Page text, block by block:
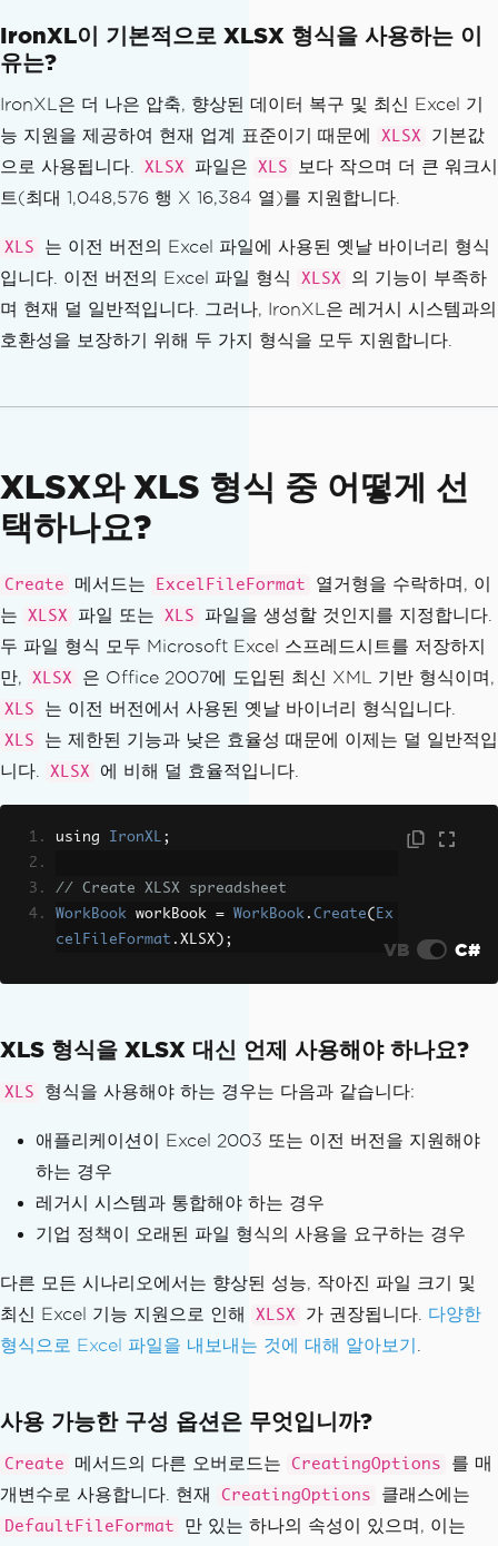
IronXL이 기본적으로 XLSX 형식을 사용하는 이
유는?
IronXL은 더 나은 압축, 향상된 데이터 복구 및 최신 Excel 기
능 지원을 제공하여 현재 업계 표준이기 때문에
XLSX
기본값
으로 사용됩니다.
XLSX 파일은 XLS
보다 작으며 더 큰 워크시
트(최대 1,048,576 행 X 16,384 열)를 지원합니다.
XLS
는 이전 버전의 Excel 파일에 사용된 옛날 바이너리 형식
입니다. 이전 버전의 Excel 파일 형식
XLSX
의 기능이 부족하
며 현재 덜 일반적입니다. 그러나, IronXL은 레거시 시스템과의
호환성을 보장하기 위해 두 가지 형식을 모두 지원합니다.
XLSX와 XLS 형식 중 어떻게 선
택하나요?
Create 메서드는 ExcelFileFormat
열거형을 수락하며, 이
는
XLSX 파일 또는 XLS
파일을 생성할 것인지를 지정합니다.
두 파일 형식 모두 Microsoft Excel 스프레드시트를 저장하지
만,
XLSX 은 Office 2007에 도입된 최신 XML 기반 형식이며,
XLS 는 이전 버전에서 사용된 옛날 바이너리 형식입니다.
XLS
는 제한된 기능과 낮은 효율성 때문에 이제는 덜 일반적입
니다.
XLSX 에 비해 덜 효율적입니다.
using IronXL ;
// Create XLSX spreadsheet
WorkBook workBook = WorkBook . Create( Ex
celFileFormat . XLSX ); VB C#
XLS 형식을 XLSX 대신 언제 사용해야 하나요?
XLS 형식을 사용해야 하는 경우는 다음과 같습니다:
애플리케이션이 Excel 2003 또는 이전 버전을 지원해야
하는 경우
레거시 시스템과 통합해야 하는 경우
기업 정책이 오래된 파일 형식의 사용을 요구하는 경우
다른 모든 시나리오에서는 향상된 성능, 작아진 파일 크기 및
최신 Excel 기능 지원으로 인해
XLSX 가 권장됩니다. 다양한
형식으로 Excel 파일을 내보내는 것에 대해 알아보기 .
사용 가능한 구성 옵션은 무엇입니까?
Create 메서드의 다른 오버로드는 CreatingOptions
를 매
개변수로 사용합니다. 현재
CreatingOptions 클래스에는
DefaultFileFormat 만 있는 하나의 속성이 있으며, 이는